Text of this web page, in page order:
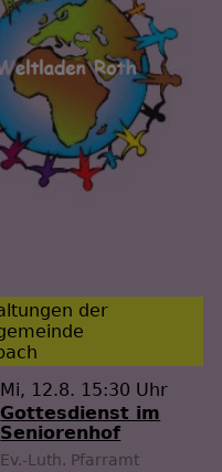
der
Mi, 12.8. 15:30 Uhr
Gottesdienst im
Seniorenhof
Ev.-Luth. Pfarramt